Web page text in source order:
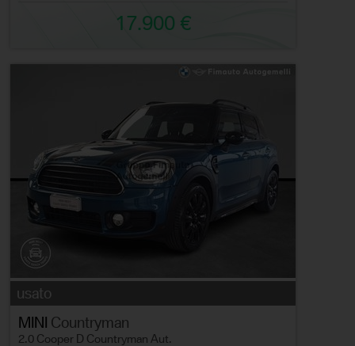
17.900 €
usato
MINI Countryman
2.0 Cooper D Countryman Aut.